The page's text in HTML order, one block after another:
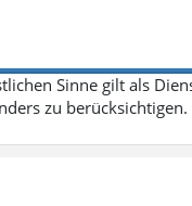
Sinne gilt als
zu berücksichtigen.